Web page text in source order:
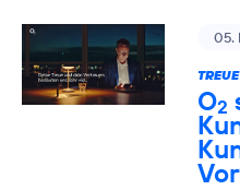
05.
O2